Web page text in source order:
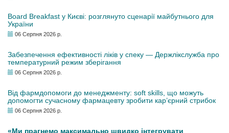
Board Breakfast у Києві: розглянуто сценарії майбутнього для
України
06 Серпня 2026 р.
Забезпечення ефективності ліків у спеку — Держлікслужба про
температурний режим зберігання
06 Серпня 2026 р.
Від фармдопомоги до менеджменту: soft skills, що можуть
допомогти сучасному фармацевту зробити кар’єрний стрибок
06 Серпня 2026 р.
«Ми прагнемо максимально швидко інтегрувати